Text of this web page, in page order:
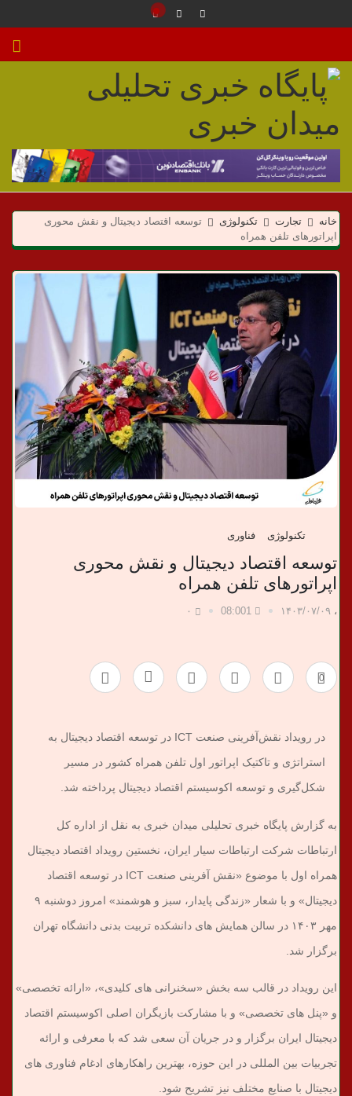
م
ی
د
ا
خ
ب
ر
ی
خانه تجارت تکنولوژی
توسعه اقتصاد دیجیتال و نقش محوری
اپراتورهای تلفن همراه
تکنولوژی فناوری
توسعه اقتصاد دیجیتال و نقش محوری
اپراتورهای تلفن همراه
، ۱۴۰۳/۰۷/۰۹ 08:001 ۰
0
در رویداد نقش‌آفرینی صنعت ICT در توسعه اقتصاد دیجیتال به
استراتژی و تاکتیک اپراتور اول تلفن همراه کشور در مسیر
شکل‌گیری و توسعه اکوسیستم اقتصاد دیجیتال پرداخته شد.
به گزارش پایگاه خبری تحلیلی میدان خبری به نقل از اداره کل
ارتباطات شرکت ارتباطات سیار ایران، نخستین رویداد اقتصاد دیجیتال
همراه اول با موضوع «نقش آفرینی صنعت ICT در توسعه اقتصاد
دیجیتال» و با شعار «زندگی پایدار، سبز و هوشمند» امروز دوشنبه ۹
مهر ۱۴۰۳ در سالن همایش های دانشکده تربیت بدنی دانشگاه تهران
برگزار شد.
این رویداد در قالب سه بخش «سخنرانی های کلیدی»، «ارائه تخصصی»
و «پنل های تخصصی» و با مشارکت بازیگران اصلی اکوسیستم اقتصاد
دیجیتال ایران برگزار و در جریان آن سعی شد که با معرفی و ارائه
تجربیات بین المللی در این حوزه، بهترین راهکارهای ادغام فناوری های
دیجیتال با صنایع مختلف نیز تشریح شود.